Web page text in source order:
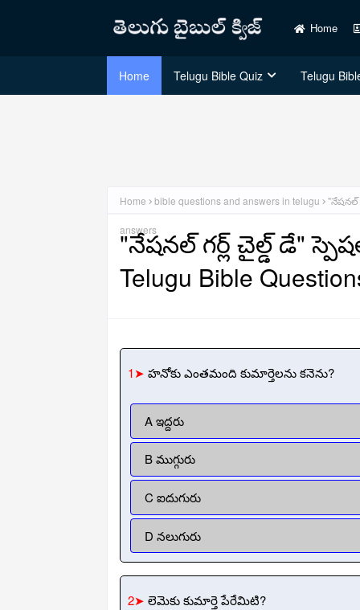
Home
Home Telugu Bible Quiz Telugu
Home bible questions and answers in telugu "నేషనల్
answers
"నేషనల్ గర్ల్ చైల్డ్ డే"
Telugu Bible
1➤ హనోకు ఎంతమంది కుమార్తెలను కనెను?
A ఇద్దరు
B ముగ్గురు
C ఐదుగురు
D నలుగురు
2➤ లెమెకు కుమార్తె పేరేమిటి?